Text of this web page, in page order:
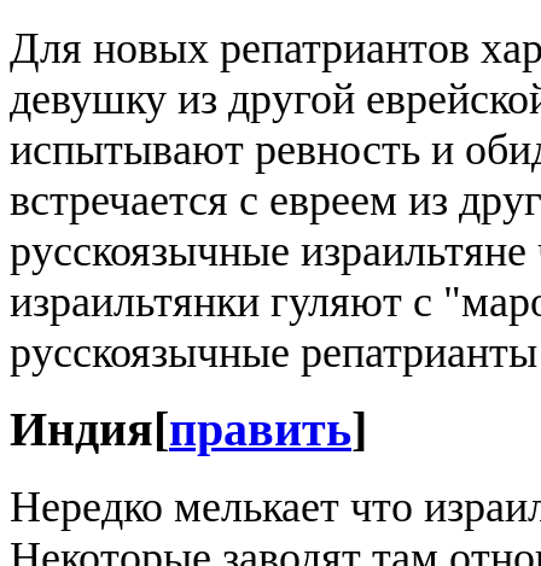
Для новых репатриантов
девушку из другой
испытывают ревность и
встречается с евреем из
русскоязычные
израильтянки гуляют с
русскоязычные
Индия[править]
Нередко мелькает что